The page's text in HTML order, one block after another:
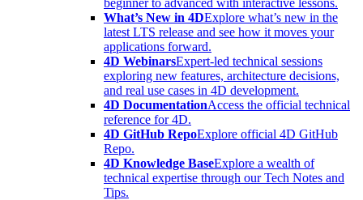
beginner to advanced with interactive lessons.
What’s New in 4DExplore what’s new in the
latest LTS release and see how it moves your
applications forward.
4D WebinarsExpert-led technical sessions
exploring new features, architecture decisions,
and real use cases in 4D development.
4D DocumentationAccess the official technical
reference for 4D.
4D GitHub RepoExplore official 4D GitHub
Repo.
4D Knowledge BaseExplore a wealth of
technical expertise through our Tech Notes and
Tips.